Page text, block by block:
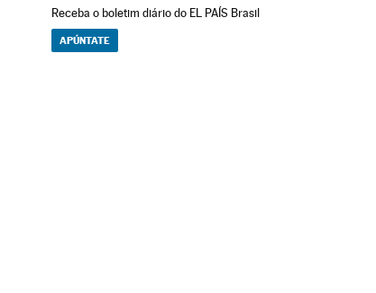
Receba o boletim diário do EL PAÍS Brasil
APÚNTATE